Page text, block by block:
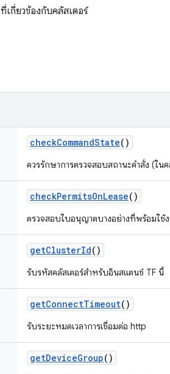
เกี่ยวข้องกับคลัสเตอร์
checkCommandState()
ควรรักษาการตรวจสอบสถานะคำสั่ง (ใน
checkPermitsOnLease()
ตรวจสอบใบอนุญาตบางอย่างที่พร้อมใช้ง
getClusterId()
รับรหัสคลัสเตอร์สำหรับอินสแตนซ์ TF นี้
getConnectTimeout()
รับระยะหมดเวลาการเชื่อมต่อ http
getDeviceGroup()